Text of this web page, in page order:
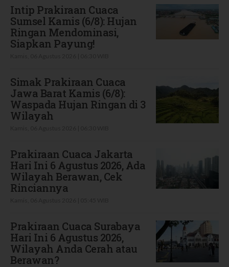
Intip Prakiraan Cuaca
Sumsel Kamis (6/8): Hujan
Ringan Mendominasi,
Siapkan Payung!
Simak Prakiraan Cuaca
Jawa Barat Kamis (6/8):
Waspada Hujan Ringan di 3
Wilayah
Prakiraan Cuaca Jakarta
Hari Ini 6 Agustus 2026, Ada
Wilayah Berawan, Cek
Rinciannya
Prakiraan Cuaca Surabaya
Hari Ini 6 Agustus 2026,
Wilayah Anda Cerah atau
Berawan?